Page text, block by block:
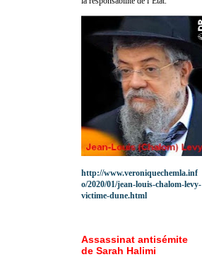
http://www.veroniquechemla.inf
o/2020/01/jean-louis-chalom-levy-
victime-dune.html
Assassinat antisémite
de Sarah Halimi